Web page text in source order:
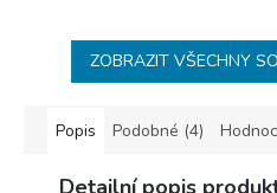
ZOBRAZIT VŠECHNY
Popis Podobné (4)
Detailní popis